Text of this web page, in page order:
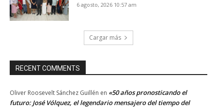
6 agosto, 2026 10:57 am
Cargar más
RECENT COMMENTS
Oliver Roosevelt Sánchez Guillén en «50 años pronosticando el
futuro: José Vólquez, el legendario mensajero del tiempo del